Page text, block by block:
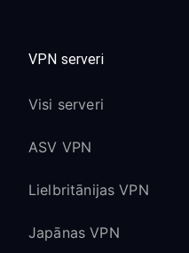
VPN serveri
Visi serveri
ASV VPN
Lielbritānijas VPN
Japānas VPN